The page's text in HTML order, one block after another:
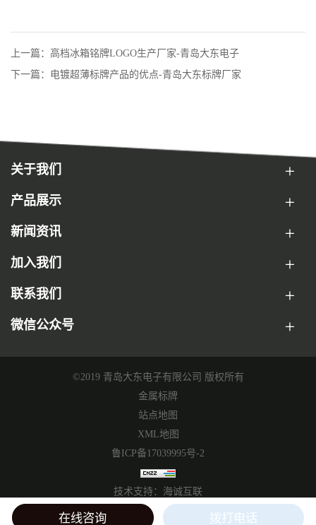
上一篇：高档冰箱铭牌LOGO生产厂家-青岛大东电子
下一篇：电镀超薄标牌产品的优点-青岛大东标牌厂家
关于我们
产品展示
新闻资讯
加入我们
联系我们
微信公众号
©2019 青岛大东电子有限公司 版权所有
金属标牌
站点地图
XML地图
鲁ICP备17039995号-2
技术支持：海诚互联
在线咨询 拨打电话